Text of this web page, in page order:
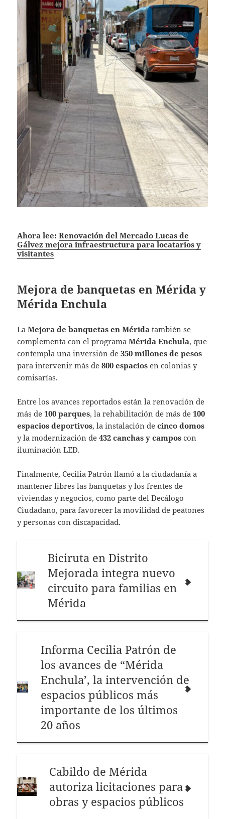
Ahora lee:Renovación del Mercado Lucas de
Gálvez mejora infraestructura para locatarios y
visitantes
Mejora de banquetas en Mérida y
Mérida Enchula
LaMejora de banquetas en Mérida también se
complementa con el programaMérida Enchula, que
contempla una inversión de350 millones de pesos
para intervenir más de800 espacios en colonias y
comisarías.
Entre los avances reportados están la renovación de
más de100 parques, la rehabilitación de más de100
espacios deportivos, la instalación decinco domos
y la modernización de432 canchas y campos con
iluminación LED.
Finalmente, Cecilia Patrón llamó a la ciudadanía a
mantener libres las banquetas y los frentes de
viviendas y negocios, como parte del Decálogo
Ciudadano, para favorecer la movilidad de peatones
y personas con discapacidad.
Biciruta en Distrito
Mejorada integra nuevo
circuito para familias en
Mérida
Informa Cecilia Patrón de
los avances de “Mérida
Enchula’, la intervención de
espacios públicos más
importante de los últimos
20 años
Cabildo de Mérida
autoriza licitaciones para
obras y espacios públicos